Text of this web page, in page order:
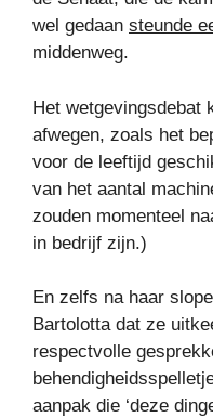
wel gedaan steunde
middenweg.
Het wetgevingsdebat
afwegen, zoals het
voor de leeftijd
van het aantal
zouden momenteel
in bedrijf zijn.)
En zelfs na haar
Bartolotta dat ze
respectvolle
aanpak die ‘deze